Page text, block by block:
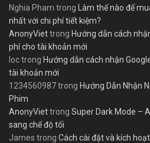
Nghia Pham trong Làm thế nào để
nhất với chi phí tiết kiệm?
AnonyViettrong Hướng dẫn cách
phí cho tài khoản mới
loctrong Hướng dẫn cách nhận
tài khoản mới
1234560987trong Hướng Dẫn Nhận
Phim
AnonyViettrong Super Dark Mode –
sang chế độ tối
James trong Cách cài đặt và kích